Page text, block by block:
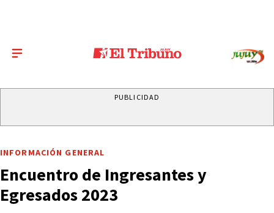
PUBLICIDAD
INFORMACIÓN GENERAL
Encuentro de Ingresantes y
Egresados 2023